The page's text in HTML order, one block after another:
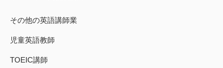
その他の英語講師業
児童英語教師
TOEIC講師